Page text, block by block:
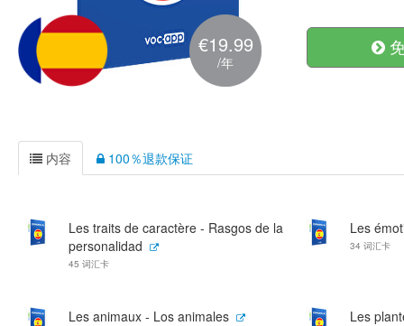
€19.99
/年
内容 100％退款保证
Les traits de caractère - Rasgos de la
personalidad
45 词汇卡
Les
34 词汇卡
Les animaux - Los animales Les